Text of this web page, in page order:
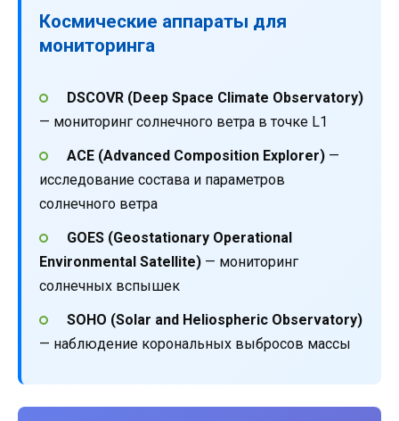
Космические аппараты для
мониторинга
DSCOVR (Deep Space Climate Observatory)
— мониторинг солнечного ветра в точке L1
ACE (Advanced Composition Explorer)—
исследование состава и параметров
солнечного ветра
GOES (Geostationary Operational
Environmental Satellite) — мониторинг
солнечных вспышек
SOHO (Solar and Heliospheric Observatory)
— наблюдение корональных выбросов массы